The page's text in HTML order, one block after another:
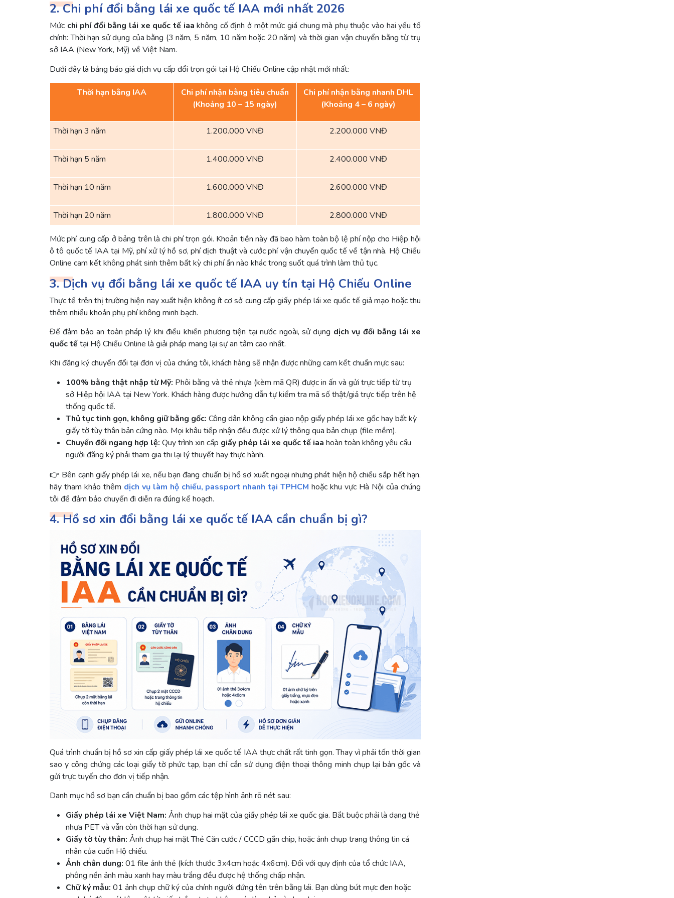
2. Chi phí đổi bằng lái xe quốc tế IAA mới nhất 2026
Mức chi phí đổi bằng lái xe quốc tế iaa không cố định ở một mức giá chung mà phụ thuộc vào hai yếu tố
chính: Thời hạn sử dụng của bằng (3 năm, 5 năm, 10 năm hoặc 20 năm) và thời gian vận chuyển bằng từ trụ
sở IAA (New York, Mỹ) về Việt Nam.
Dưới đây là bảng báo giá dịch vụ cấp đổi trọn gói tại Hộ Chiếu Online cập nhật mới nhất:
Thời hạn bằng IAA
Chi phí nhận bằng tiêu chuẩn
(Khoảng 10 – 15 ngày)
Chi phí nhận bằng nhanh DHL
(Khoảng 4 – 6 ngày)
Thời hạn 3 năm 1.200.000 VNĐ 2.200.000 VNĐ
Thời hạn 5 năm 1.400.000 VNĐ 2.400.000 VNĐ
Thời hạn 10 năm 1.600.000 VNĐ 2.600.000 VNĐ
Thời hạn 20 năm 1.800.000 VNĐ 2.800.000 VNĐ
Mức phí cung cấp ở bảng trên là chi phí trọn gói. Khoản tiền này đã bao hàm toàn bộ lệ phí nộp cho Hiệp hội
ô tô quốc tế IAA tại Mỹ, phí xử lý hồ sơ, phí dịch thuật và cước phí vận chuyển quốc tế về tận nhà. Hộ Chiếu
Online cam kết không phát sinh thêm bất kỳ chi phí ẩn nào khác trong suốt quá trình làm thủ tục.
3. Dịch vụ đổi bằng lái xe quốc tế IAA uy tín tại Hộ Chiếu Online
Thực tế trên thị trường hiện nay xuất hiện không ít cơ sở cung cấp giấy phép lái xe quốc tế giả mạo hoặc thu
thêm nhiều khoản phụ phí không minh bạch.
Để đảm bảo an toàn pháp lý khi điều khiển phương tiện tại nước ngoài, sử dụng dịch vụ đổi bằng lái xe
quốc tếtại Hộ Chiếu Online là giải pháp mang lại sự an tâm cao nhất.
Khi đăng ký chuyển đổi tại đơn vị của chúng tôi, khách hàng sẽ nhận được những cam kết chuẩn mực sau:
100% bằng thật nhập từ Mỹ: Phôi bằng và thẻ nhựa (kèm mã QR) được in ấn và gửi trực tiếp từ trụ
sở Hiệp hội IAA tại New York. Khách hàng được hướng dẫn tự kiểm tra mã số thật/giả trực tiếp trên hệ
thống quốc tế.
Thủ tục tinh gọn, không giữ bằng gốc: Công dân không cần giao nộp giấy phép lái xe gốc hay bất kỳ
giấy tờ tùy thân bản cứng nào. Mọi khâu tiếp nhận đều được xử lý thông qua bản chụp (file mềm).
Chuyển đổi ngang hợp lệ: Quy trình xin cấp giấy phép lái xe quốc tế iaa hoàn toàn không yêu cầu
người đăng ký phải tham gia thi lại lý thuyết hay thực hành.
👉 Bên cạnh giấy phép lái xe, nếu bạn đang chuẩn bị hồ sơ xuất ngoại nhưng phát hiện hộ chiếu sắp hết hạn,
hãy tham khảo thêm dịch vụ làm hộ chiếu, passport nhanh tại TPHCM hoặc khu vực Hà Nội của chúng
tôi để đảm bảo chuyến đi diễn ra đúng kế hoạch.
4. Hồ sơ xin đổi bằng lái xe quốc tế IAA cần chuẩn bị gì?
Quá trình chuẩn bị hồ sơ xin cấp giấy phép lái xe quốc tế IAA thực chất rất tinh gọn. Thay vì phải tốn thời gian
sao y công chứng các loại giấy tờ phức tạp, bạn chỉ cần sử dụng điện thoại thông minh chụp lại bản gốc và
gửi trực tuyến cho đơn vị tiếp nhận.
Danh mục hồ sơ bạn cần chuẩn bị bao gồm các tệp hình ảnh rõ nét sau:
Giấy phép lái xe Việt Nam: Ảnh chụp hai mặt của giấy phép lái xe quốc gia. Bắt buộc phải là dạng thẻ
nhựa PET và vẫn còn thời hạn sử dụng.
Giấy tờ tùy thân: Ảnh chụp hai mặt Thẻ Căn cước / CCCD gắn chip, hoặc ảnh chụp trang thông tin cá
nhân của cuốn Hộ chiếu.
Ảnh chân dung: 01 file ảnh thẻ (kích thước 3x4cm hoặc 4x6cm). Đối với quy định của tổ chức IAA,
phông nền ảnh màu xanh hay màu trắng đều được hệ thống chấp nhận.
Chữ ký mẫu: 01 ảnh chụp chữ ký của chính người đứng tên trên bằng lái. Bạn dùng bút mực đen hoặc